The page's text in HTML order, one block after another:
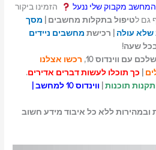
מקבוק שלי ננעל
הזמינו ביקור
טיפול בתקלות מחשבים | מסך
עולה | רכישת מחשבים ניידים
עם ווינדוס 10,
רכשו אצלנו
כך תוכלו לעשות דברים אדירים.
תוכנות
ווינדוס 10 למחשב |
ובמהירות ללא כל איבוד מידע חשוב